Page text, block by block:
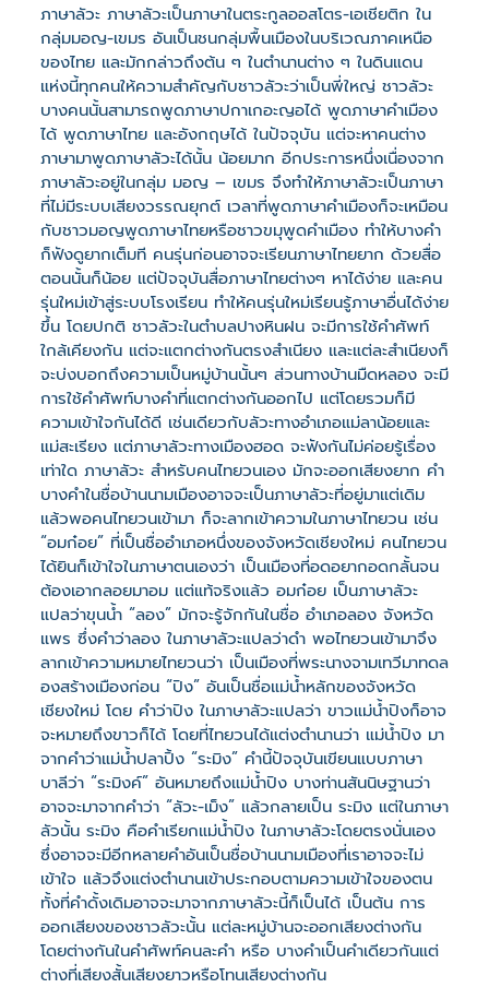
ภาษาลัวะ ภาษาลัวะเป็นภาษาในตระกูลออสโตร-เอเชียติก ใน
กลุ่มมอญ-เขมร อันเป็นชนกลุ่มพื้นเมืองในบริเวณภาคเหนือ
ของไทย และมักกล่าวถึงต้น ๆ ในตำนานต่าง ๆ ในดินแดน
แห่งนี้ทุกคนให้ความสำคัญกับชาวลัวะว่าเป็นพี่ใหญ่ ชาวลัวะ
บางคนนั้นสามารถพูดภาษาปกาเกอะญอได้ พูดภาษาคำเมือง
ได้ พูดภาษาไทย และอังกฤษได้ ในปัจจุบัน แต่จะหาคนต่าง
ภาษามาพูดภาษาลัวะได้นั้น น้อยมาก อีกประการหนึ่งเนื่องจาก
ภาษาลัวะอยู่ในกลุ่ม มอญ – เขมร จึงทำให้ภาษาลัวะเป็นภาษา
ที่ไม่มีระบบเสียงวรรณยุกต์ เวลาที่พูดภาษาคำเมืองก็จะเหมือน
กับชาวมอญพูดภาษาไทยหรือชาวขมุพูดคำเมือง ทำให้บางคำ
ก็ฟังดูยากเต็มที คนรุ่นก่อนอาจจะเรียนภาษาไทยยาก ด้วยสื่อ
ตอนนั้นก็น้อย แต่ปัจจุบันสื่อภาษาไทยต่างๆ หาได้ง่าย และคน
รุ่นใหม่เข้าสู่ระบบโรงเรียน ทำให้คนรุ่นใหม่เรียนรู้ภาษาอื่นได้ง่าย
ขึ้น โดยปกติ ชาวลัวะในตำบลปางหินฝน จะมีการใช้คำศัพท์
ใกล้เคียงกัน แต่จะแตกต่างกันตรงสำเนียง และแต่ละสำเนียงก็
จะบ่งบอกถึงความเป็นหมู่บ้านนั้นๆ ส่วนทางบ้านมืดหลอง จะมี
การใช้คำศัพท์บางคำที่แตกต่างกันออกไป แต่โดยรวมก็มี
ความเข้าใจกันได้ดี เช่นเดียวกับลัวะทางอำเภอแม่ลาน้อยและ
แม่สะเรียง แต่ภาษาลัวะทางเมืองฮอด จะฟังกันไม่ค่อยรู้เรื่อง
เท่าใด ภาษาลัวะ สำหรับคนไทยวนเอง มักจะออกเสียงยาก คำ
บางคำในชื่อบ้านนามเมืองอาจจะเป็นภาษาลัวะที่อยู่มาแต่เดิม
แล้วพอคนไทยวนเข้ามา ก็จะลากเข้าความในภาษาไทยวน เช่น
“อมก๋อย” ที่เป็นชื่ออำเภอหนึ่งของจังหวัดเชียงใหม่ คนไทยวน
ได้ยินก็เข้าใจในภาษาตนเองว่า เป็นเมืองที่อดอยากอดกลั้นจน
ต้องเอากลอยมาอม แต่แท้จริงแล้ว อมก๋อย เป็นภาษาลัวะ
แปลว่าขุนน้ำ “ลอง” มักจะรู้จักกันในชื่อ อำเภอลอง จังหวัด
แพร ซึ่งคำว่าลอง ในภาษาลัวะแปลว่าดำ พอไทยวนเข้ามาจึง
ลากเข้าความหมายไทยวนว่า เป็นเมืองที่พระนางจามเทวีมาทดล
องสร้างเมืองก่อน “ปิง” อันเป็นชื่อแม่น้ำหลักของจังหวัด
เชียงใหม่ โดย คำว่าปิง ในภาษาลัวะแปลว่า ขาวแม่น้ำปิงก็อาจ
จะหมายถึงขาวก็ได้ โดยที่ไทยวนได้แต่งตำนานว่า แม่น้ำปิง มา
จากคำว่าแม่น้ำปลาปิ้ง “ระมิง” คำนี้ปัจจุบันเขียนแบบภาษา
บาลีว่า “ระมิงค์” อันหมายถึงแม่น้ำปิง บางท่านสันนิษฐานว่า
อาจจะมาจากคำว่า “ลัวะ-เม็ง” แล้วกลายเป็น ระมิง แต่ในภาษา
ลัวนั้น ระมิง คือคำเรียกแม่น้ำปิง ในภาษาลัวะโดยตรงนั่นเอง
ซึ่งอาจจะมีอีกหลายคำอันเป็นชื่อบ้านนามเมืองที่เราอาจจะไม่
เข้าใจ แล้วจึงแต่งตำนานเข้าประกอบตามความเข้าใจของตน
ทั้งที่คำดั้งเดิมอาจจะมาจากภาษาลัวะนี้ก็เป็นได้ เป็นต้น การ
ออกเสียงของชาวลัวะนั้น แต่ละหมู่บ้านจะออกเสียงต่างกัน
โดยต่างกันในคำศัพท์คนละคำ หรือ บางคำเป็นคำเดียวกันแต่
ต่างที่เสียงสั้นเสียงยาวหรือโทนเสียงต่างกัน